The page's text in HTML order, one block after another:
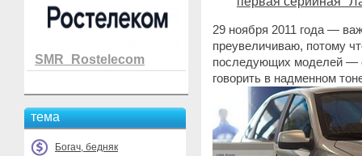
SMR_Rostelecom
тема
Богач, бедняк
29 ноября 2011 года —
преувеличиваю, потому
последующих моделей —
говорить в надменном